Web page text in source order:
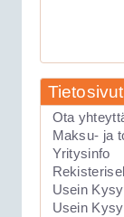
Tietosivut
Ota
Maksu- ja
Yritysinfo
Usein
Usein